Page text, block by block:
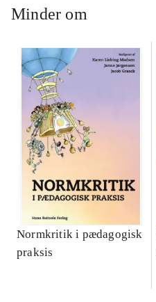
Minder om
Normkritik i pædagogisk
praksis